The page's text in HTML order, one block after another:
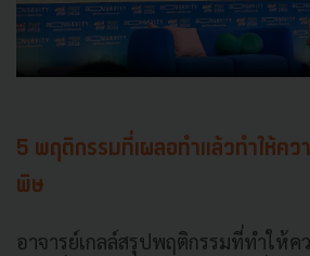
5 พฤติกรรมที่เผลอทำแล้วทำให้คว
พิษ
อาจารย์เกลล์สรุปพฤติกรรมที่ทำให้ค